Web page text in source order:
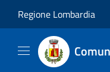
Regione Lombardia